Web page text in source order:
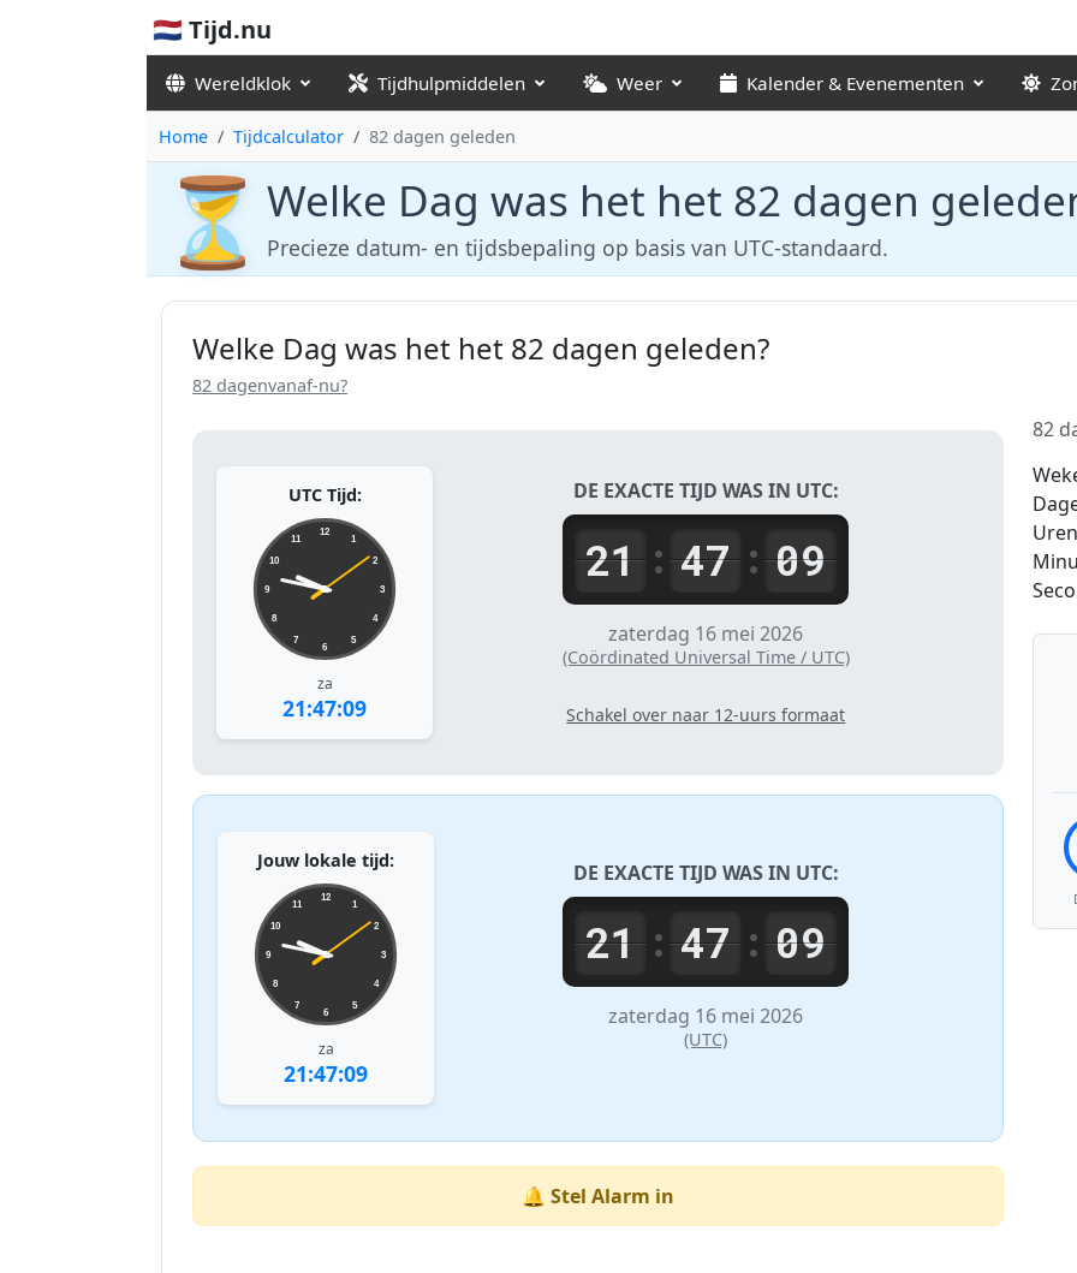
🇳🇱 Tijd.nu
Wereldklok Tijdhulpmiddelen Weer Kalender & Evenementen
Home Tijdcalculator 82 dagen geleden
⏳ Welke Dag was het het 82 dagen
Precieze datum- en tijdsbepaling op basis van UTC-standaard.
Welke Dag was het het 82 dagen geleden?
82 dagenvanaf-nu?
UTC Tijd:
12
1
2
3
4
5
6
7
8
9
10
11
za
21:47:09
DE EXACTE TIJD WAS IN UTC:
21 : 47 : 09
zaterdag 16 mei 2026
(Coördinated Universal Time / UTC)
Schakel over naar 12-uurs formaat
Jouw lokale tijd:
12
1
2
3
4
5
6
7
8
9
10
11
za
21:47:09
DE EXACTE TIJD WAS IN UTC:
21 : 47 : 09
zaterdag 16 mei 2026
(UTC)
🔔 Stel Alarm in
82
Uren